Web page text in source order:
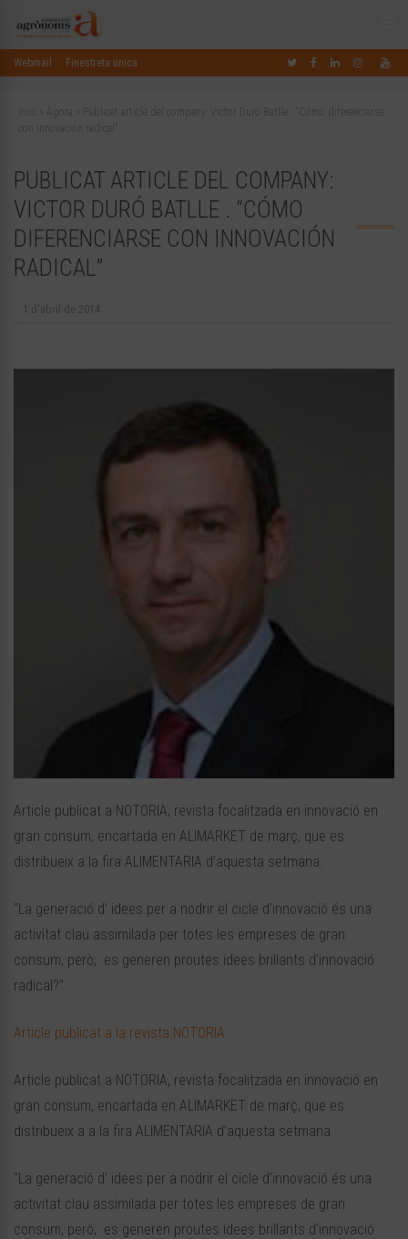
Webmail Finestreta única
Inici Àgora
Publicat article del company: Victor Duró Batlle . “Cómo diferenciarse
con innovación radical”
PUBLICAT ARTICLE DEL COMPANY:
VICTOR DURÓ BATLLE . “CÓMO
DIFERENCIARSE CON INNOVACIÓN
RADICAL”
1 d'abril de 2014
Article publicat a NOTORIA, revista focalitzada en innovació en
gran consum, encartada en ALIMARKET de març, que es
distribueix a la fira ALIMENTARIA d’aquesta setmana.
"La generació d’ idees per a nodrir el cicle d’innovació és una
activitat clau assimilada per totes les empreses de gran
consum, però, es generen proutes idees brillants d’innovació
radical?"
Article publicat a la revista NOTORIA
Article publicat a NOTORIA, revista focalitzada en innovació en
gran consum, encartada en ALIMARKET de març, que es
distribueix a a la fira ALIMENTARIA d’aquesta setmana.
"La generació d’ idees per a nodrir el cicle d’innovació és una
activitat clau assimilada per totes les empreses de gran
consum, però, es generen proutes idees brillants d’innovació